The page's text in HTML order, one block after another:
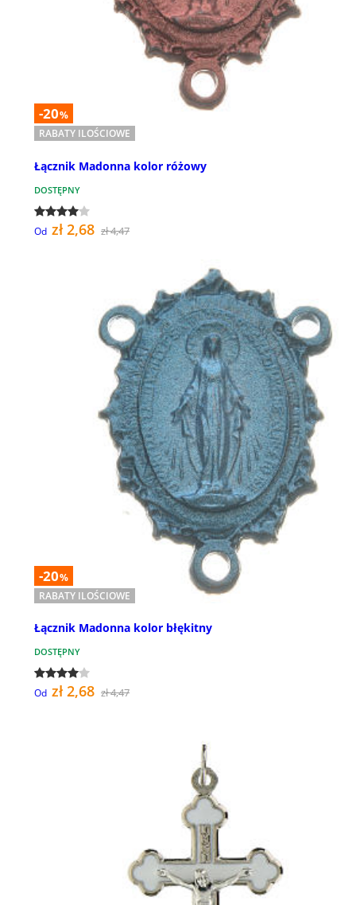
-20%
RABATY ILOŚCIOWE
Łącznik Madonna kolor różowy
DOSTĘPNY
Od zł 2,68 zł 4,47
-20%
RABATY ILOŚCIOWE
Łącznik Madonna kolor błękitny
DOSTĘPNY
Od zł 2,68 zł 4,47